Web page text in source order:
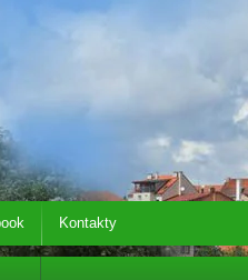
Kontakty